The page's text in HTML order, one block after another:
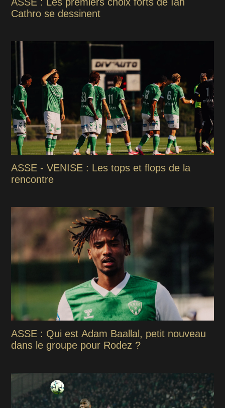
ASSE : Les premiers choix forts de Ian
Cathro se dessinent
ASSE - VENISE : Les tops et flops de la
rencontre
ASSE : Qui est Adam Baallal, petit nouveau
dans le groupe pour Rodez ?